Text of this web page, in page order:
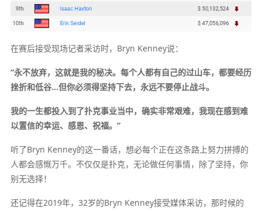
在赛后接受现场记者采访时，Bryn Kenney说：
“永不放弃，这就是我的秘决。每个人都有自己的过山车，都要经历
挫折和低谷…但你必须得坚持下去，永远不要停止战斗。
我的一生都投入到了扑克事业当中，确实非常艰难，我现在感到难
以置信的幸运、感恩、祝福。”
听了Bryn Kenney的这一番话，想必每个正在这条路上努力拼搏的
人都会感慨万千。不仅仅是扑克，无论做任何事情，除了坚持，你
别无选择！
还记得在2019年，32岁的Bryn Kenney接受媒体采访，那时候的